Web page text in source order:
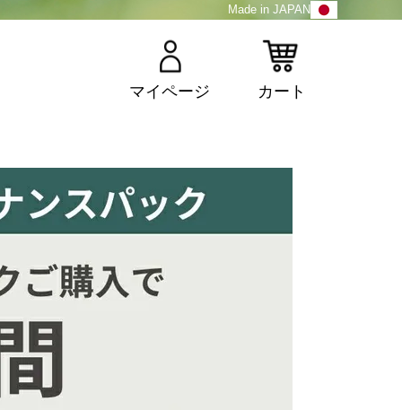
Made in JAPAN
マイページ カート